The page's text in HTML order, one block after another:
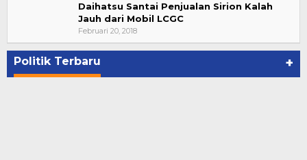
Daihatsu Santai Penjualan Sirion Kalah
Jauh dari Mobil LCGC
Februari 20, 2018
Politik Terbaru +
Bupati Ahmad Hijazi, Hadiri Paripurna Hasil
Penetapan Paslon Bupati dan Wabup Te…
Di NASIONAL, POLITIK, REJANG LEBONG